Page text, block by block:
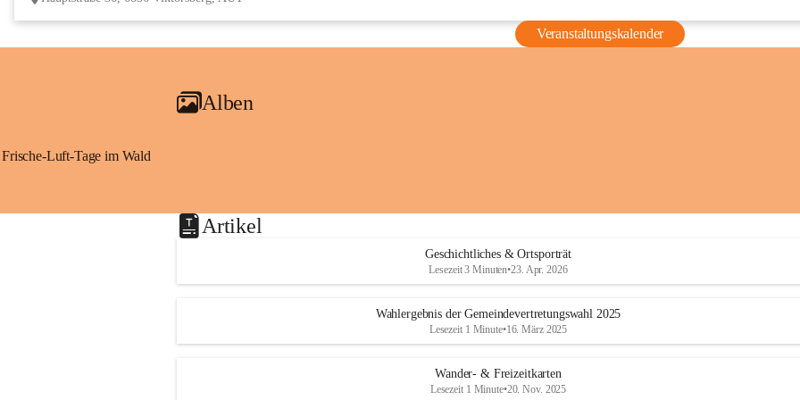
Veranstaltungskalender
Alben
Frische-Luft-Tage im Wald
Artikel
Geschichtliches & Ortsporträt
Lesezeit 3 Minuten•23. Apr. 2026
Wahlergebnis der Gemeindevertretungswahl 2025
Lesezeit 1 Minute•16. März 2025
Wander- & Freizeitkarten
Lesezeit 1 Minute•20. Nov. 2025